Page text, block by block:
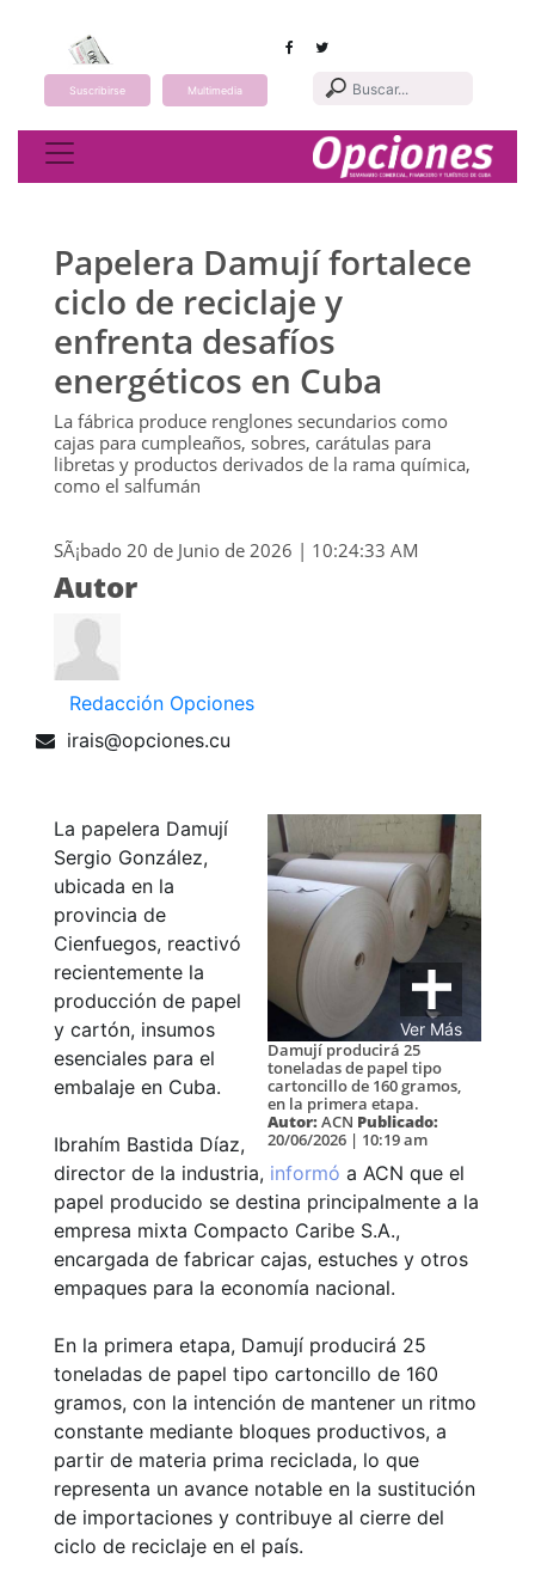
Suscribirse Multimedia
Toggle navigation
Papelera Damují fortalece
ciclo de reciclaje y
enfrenta desafíos
energéticos en Cuba
La fábrica produce renglones secundarios como
cajas para cumpleaños, sobres, carátulas para
libretas y productos derivados de la rama química,
como el salfumán
SÃ¡bado 20 de Junio de 2026 | 10:24:33 AM
Autor
Redacción Opciones
irais@opciones.cu
Ver Más
Damují producirá 25
toneladas de papel tipo
cartoncillo de 160 gramos,
en la primera etapa.
Autor: ACN Publicado:
20/06/2026 | 10:19 am
La papelera Damují
Sergio González,
ubicada en la
provincia de
Cienfuegos, reactivó
recientemente la
producción de papel
y cartón, insumos
esenciales para el
embalaje en Cuba.
Ibrahím Bastida Díaz,
director de la industria, informó a ACN que el
papel producido se destina principalmente a la
empresa mixta Compacto Caribe S.A.,
encargada de fabricar cajas, estuches y otros
empaques para la economía nacional.
En la primera etapa, Damují producirá 25
toneladas de papel tipo cartoncillo de 160
gramos, con la intención de mantener un ritmo
constante mediante bloques productivos, a
partir de materia prima reciclada, lo que
representa un avance notable en la sustitución
de importaciones y contribuye al cierre del
ciclo de reciclaje en el país.